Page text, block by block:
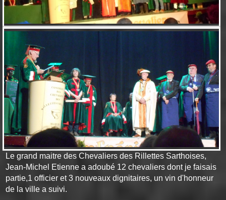
Le grand maitre des Chevaliers des Rillettes Sarthoises,
Jean-Michel Etienne a adoubé 12 chevaliers dont je faisais
partie,1 officier et 3 nouveaux dignitaires, un vin d'honneur
de la ville a suivi.